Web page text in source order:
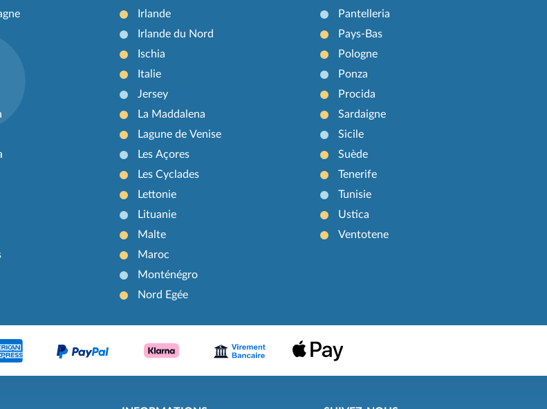
Irlande
Irlande du Nord
Ischia
Italie
Jersey
La Maddalena
Lagune de Venise
Les Açores
Les Cyclades
Lettonie
Lituanie
Malte
Maroc
Monténégro
Nord Egée
Pantelleria
Pays-Bas
Pologne
Ponza
Procida
Sardaigne
Sicile
Suède
Tenerife
Tunisie
Ustica
Ventotene